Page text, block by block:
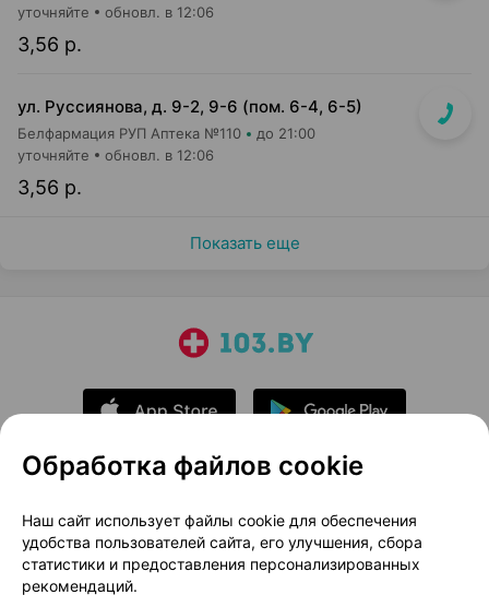
3,56 р.
уточняйте обновл. в 12:06
ул. Руссиянова, д. 9-2, 9-6 (пом. 6-4, 6-5)
Белфармация РУП Аптека №110 до 21:00
3,56 р.
уточняйте обновл. в 12:06
Показать еще
О проекте
Новости проекта
Размещение рекламы
Медицинский маркетинг
Публичный договор
Доставка
Обработка файлов cookie
Наш сайт использует файлы cookie для обеспечения
удобства пользователей сайта, его улучшения, сбора
статистики и предоставления персонализированных
рекомендаций.